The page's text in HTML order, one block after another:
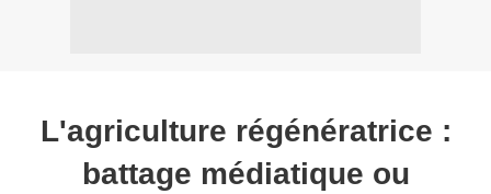
L'agriculture régénératrice :
battage médiatique ou